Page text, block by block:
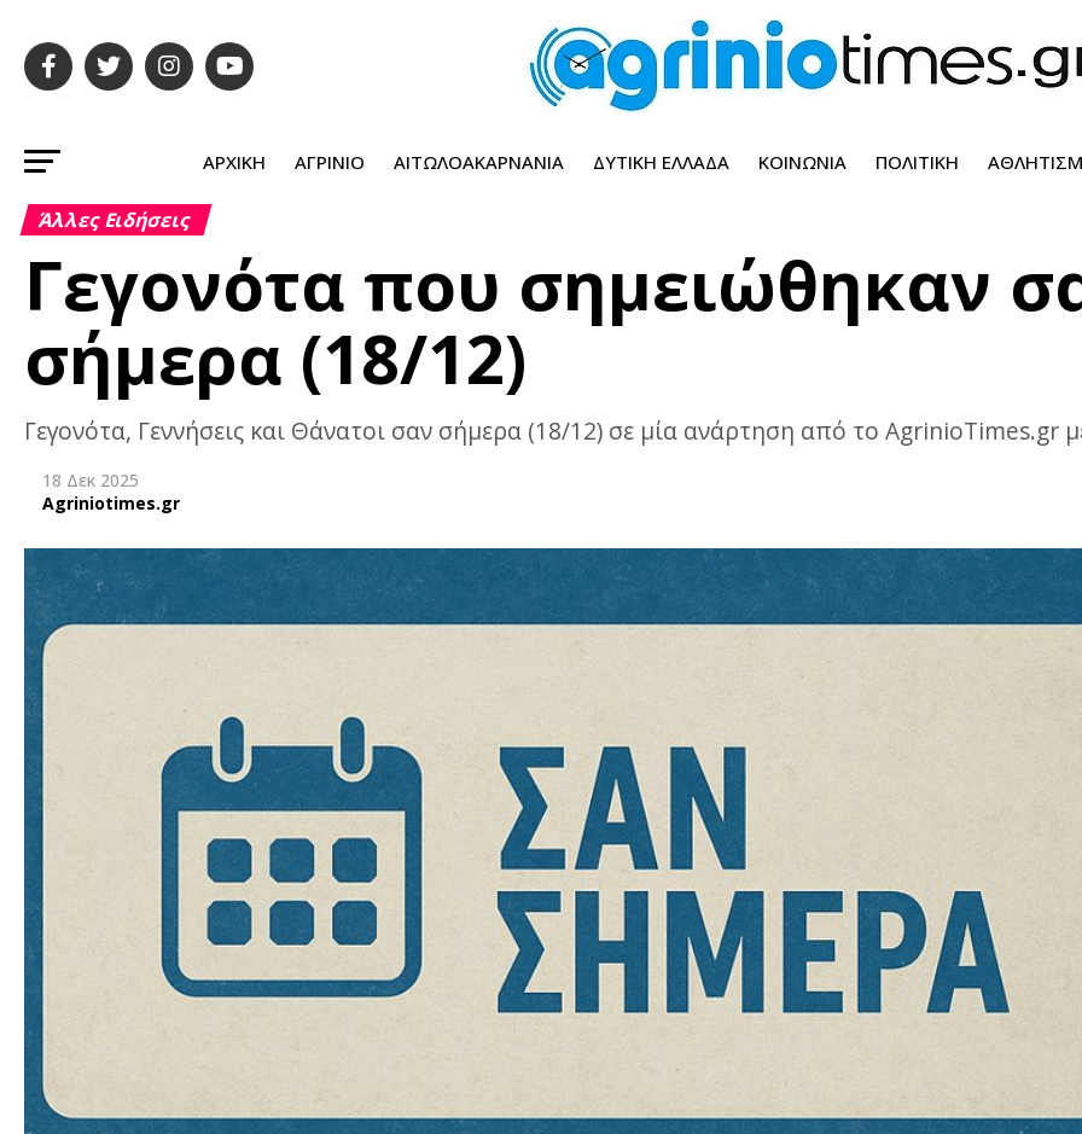
ΑΡΧΙΚΉ ΑΓΡΊΝΙΟ ΑΙΤΩΛΟΑΚΑΡΝΑΝΊΑ ΔΥΤΙΚΉ ΕΛΛΆΔΑ ΚΟΙΝΩΝΊΑ ΠΟΛΙΤΙΚΉ
Άλλες Ειδήσεις
Γεγονότα που σημειώθηκαν
σήμερα (18/12)
Γεγονότα, Γεννήσεις και Θάνατοι σαν σήμερα (18/12) σε μία ανάρτηση από το AgrinioTimes.gr
18 Δεκ 2025
Agriniotimes.gr